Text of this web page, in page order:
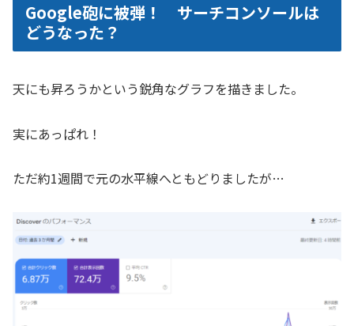
Google砲に被弾！ サーチコンソールは
どうなった？
天にも昇ろうかという鋭角なグラフを描きました。
実にあっぱれ！
ただ約1週間で元の水平線へともどりましたが…